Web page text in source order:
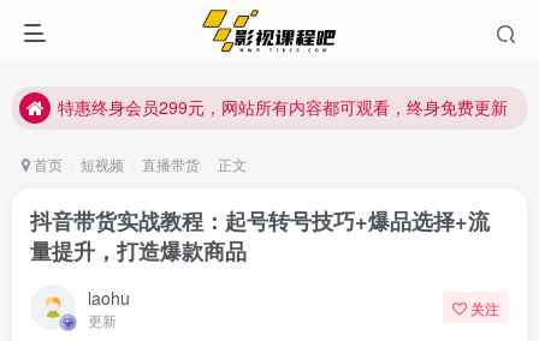
特惠终身会员299元，网站所有内容都可观看，终身免费更新
特惠终身会员299元，网站所有内容都可观看，终身免费更新
首页 短视频 直播带货 正文
抖音带货实战教程：起号转号技巧+爆品选择+流
量提升，打造爆款商品
laohu
更新
关注